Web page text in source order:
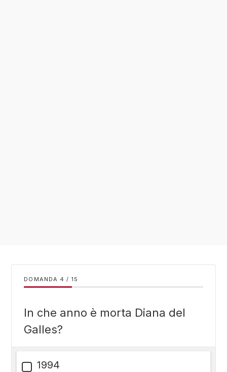
DOMANDA / 15
In che anno è morta Diana del
Galles?
1994